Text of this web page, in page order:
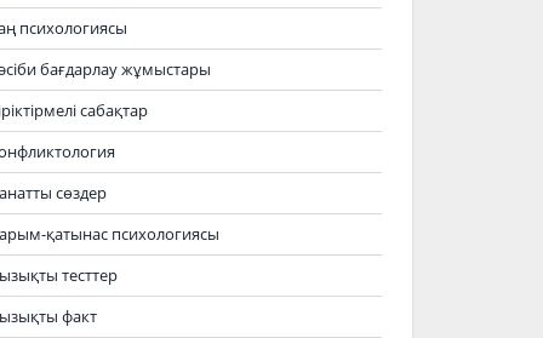
психологиясы
бағдарлау жұмыстары
сабақтар
сөздер
қатынас психологиясы
тесттер
факт